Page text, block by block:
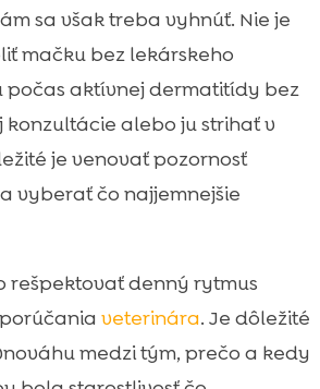
sa však treba vyhnúť. Nie je
mačku bez lekárskeho
počas aktívnej dermatitídy bez
alebo ju strihať v
je venovať pozornosť
vyberať čo najjemnejšie
rešpektovať denný rytmus
veterinára. Je dôležité
medzi tým, prečo a kedy